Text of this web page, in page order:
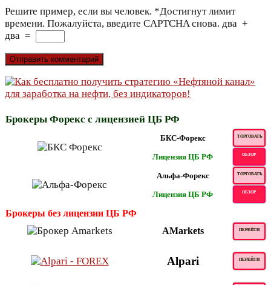
Решите пример, если вы человек. *Достигнут лимит
времени. Пожалуйста, введите CAPTCHA снова. два +
два =
Брокеры Форекс с лицензией ЦБ РФ
БКС-Форекс ТОРГОВАТЬ
Лицензия ЦБ РФ ОБЗОР
Альфа-Форекс ТОРГОВАТЬ
Лицензия ЦБ РФ ОБЗОР
Брокеры без лицензии ЦБ РФ
AMarkets
ПЕРЕЙТИ
Alpari ПЕРЕЙТИ